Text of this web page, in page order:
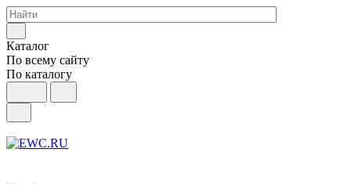
Каталог
По всему сайту
По каталогу